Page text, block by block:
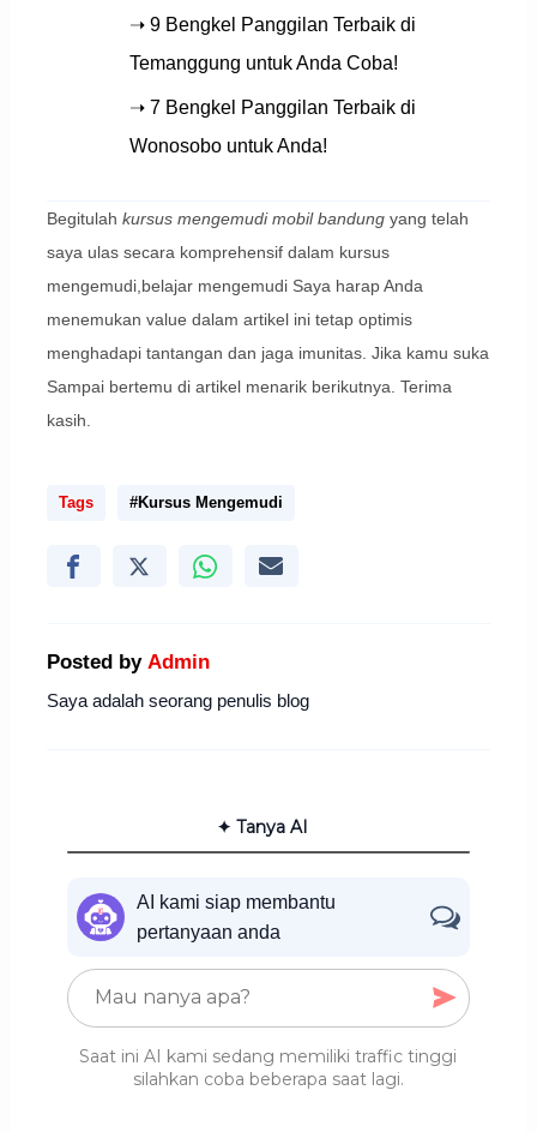
➝ 9 Bengkel Panggilan Terbaik di
Temanggung untuk Anda Coba!
➝ 7 Bengkel Panggilan Terbaik di
Wonosobo untuk Anda!
Begitulah kursus mengemudi mobil bandungyang telah
saya ulas secara komprehensif dalam kursus
mengemudi,belajar mengemudi Saya harap Anda
menemukan value dalam artikel ini tetap optimis
menghadapi tantangan dan jaga imunitas. Jika kamu suka
Sampai bertemu di artikel menarik berikutnya. Terima
kasih.
Tags #Kursus Mengemudi
Posted by Admin
Saya adalah seorang penulis blog
✦ Tanya AI
AI kami siap membantu
pertanyaan anda
Saat ini AI kami sedang memiliki traffic tinggi
silahkan coba beberapa saat lagi.